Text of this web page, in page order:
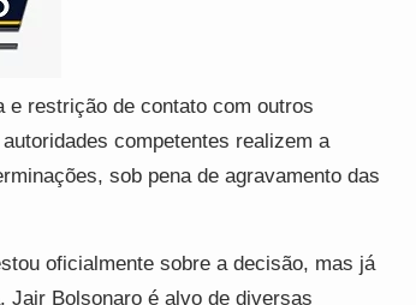
e restrição de contato com outros
competentes realizem a
sob pena de agravamento das
oficialmente sobre a decisão, mas já
Jair Bolsonaro é alvo de diversas